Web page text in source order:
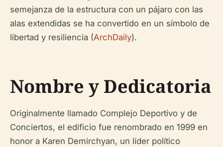
semejanza de la estructura con un pájaro con las
alas extendidas se ha convertido en un símbolo de
libertad y resiliencia (ArchDaily).
Nombre y Dedicatoria
Originalmente llamado Complejo Deportivo y de
Conciertos, el edificio fue renombrado en 1999 en
honor a Karen Demirchyan, un líder político